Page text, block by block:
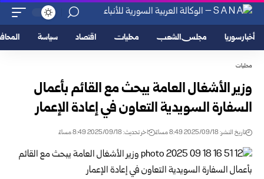
أخبار سوريا مجلس الشعب محليات اقتصاد سياسة
محليات
وزير الأشغال العامة يبحث مع القائم بأعمال
السفارة السويدية التعاون في إعادة الإعمار
تاريخ النشر: 2025/09/18 8:49 مساءً اخر تحديث: 2025/09/18 8:49 مساءً